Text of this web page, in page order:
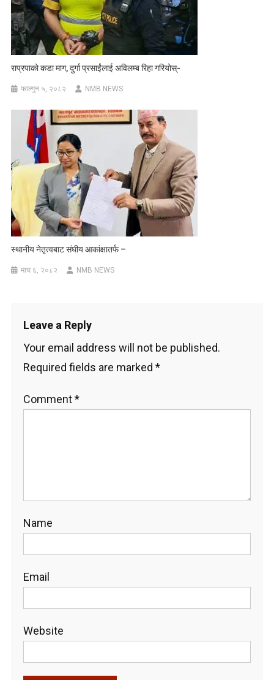
राप्रपाको कडा माग, दुर्गा प्रसाईंलाई अविलम्ब रिहा गरियोस्-
फाल्गुन ५, २०८२ NMB NEWS
स्थानीय नेतृत्वबाट संघीय आकांक्षातर्फ –
माघ ६, २०८२ NMB NEWS
Leave a Reply
Your email address will not be published.
Required fields are marked *
Comment*
Name
Email
Website